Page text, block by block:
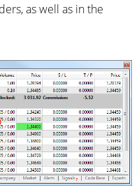
as well as in the